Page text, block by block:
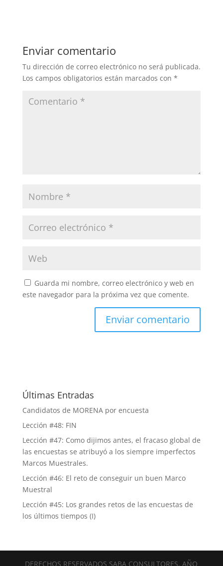
Enviar comentario
Tu dirección de correo electrónico no será publicada.
Los campos obligatorios están marcados con *
Guarda mi nombre, correo electrónico y web en
este navegador para la próxima vez que comente.
Últimas Entradas
Candidatos de MORENA por encuesta
Lección #48: FIN
Lección #47: Como dijimos antes, el fracaso global de
las encuestas se atribuyó a los siempre imperfectos
Marcos Muestrales.
Lección #46: El reto de conseguir un buen Marco
Muestral
Lección #45: Los grandes retos de las encuestas de
los últimos tiempos (I)
DERECHOS RESERVADOS SABA CONSULTORES, AÑO